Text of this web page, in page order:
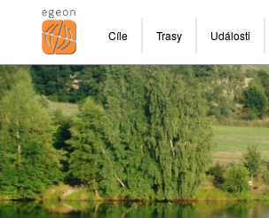
Cíle Trasy Události